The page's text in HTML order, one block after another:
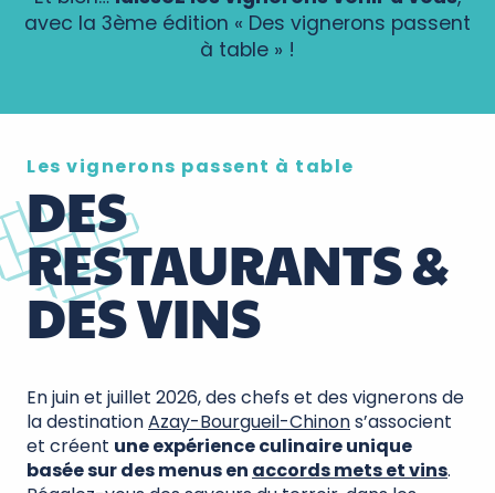
avec la 3ème édition « Des vignerons passent
à table » !
Les vignerons passent à table
DES
RESTAURANTS &
DES VINS
En juin et juillet 2026, des chefs et des vignerons de
la destinationAzay-Bourgueil-Chinons’associent
et créent une expérience culinaire unique
basée sur des menus en accords mets et vins.